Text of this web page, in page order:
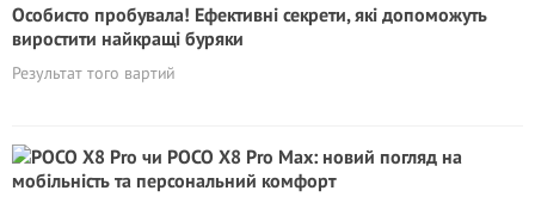
Особисто пробyвала! Eфективні секрети, які допоможуть
виростити найкращі буряки
Результат того вартий